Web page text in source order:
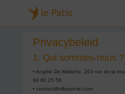
Privacybeleid
1. Qui sommes-nous ?
• Angèle De Malsche, 203 rue de la
66 80 25 58
• contact@villasurciel.com